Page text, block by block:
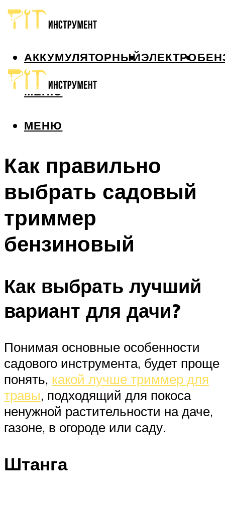
АККУМУЛЯТОРНЫЙЭЛЕКТРО
МЕНЮ
МЕНЮ
Как правильно
выбрать садовый
триммер
бензиновый
Как выбрать лучший
вариант для дачи?
Понимая основные особенности
садового инструмента, будет проще
понять, какой лучше триммер для
травы, подходящий для покоса
ненужной растительности на даче,
газоне, в огороде или саду.
Штанга